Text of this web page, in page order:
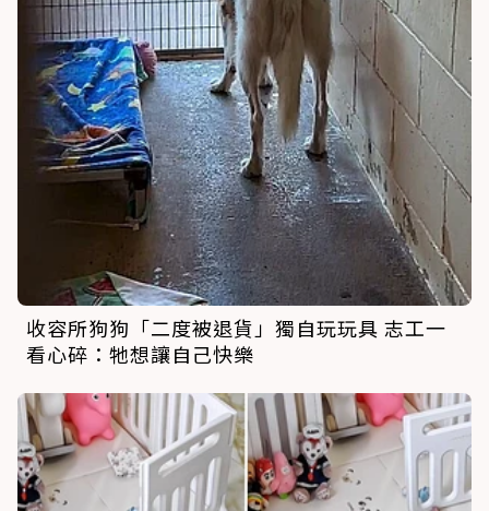
收容所狗狗「二度被退貨」獨自玩玩具 志工一
看心碎：牠想讓自己快樂